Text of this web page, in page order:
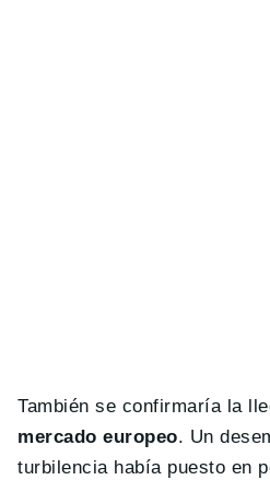
También se confirmaría la
mercado europeo. Un
turbilencia había puesto en